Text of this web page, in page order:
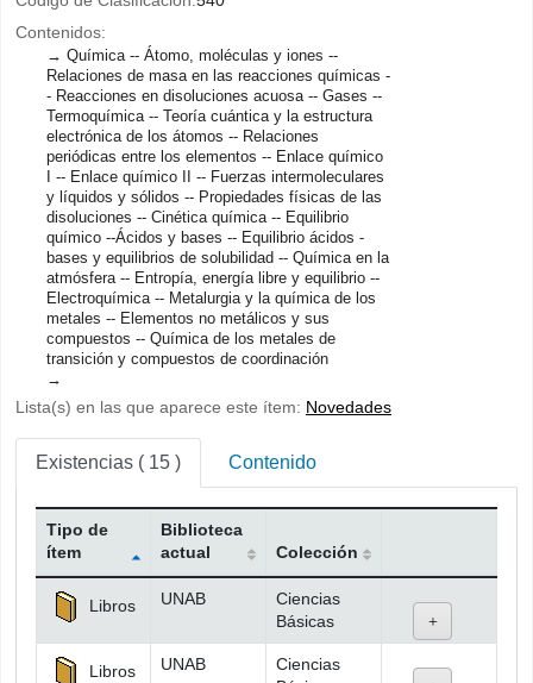
Contenidos:
Química -- Átomo, moléculas y iones --
Relaciones de masa en las reacciones químicas -
- Reacciones en disoluciones acuosa -- Gases --
Termoquímica -- Teoría cuántica y la estructura
electrónica de los átomos -- Relaciones
periódicas entre los elementos -- Enlace químico
I -- Enlace químico II -- Fuerzas intermoleculares
y líquidos y sólidos -- Propiedades físicas de las
disoluciones -- Cinética química -- Equilibrio
químico --Ácidos y bases -- Equilibrio ácidos -
bases y equilibrios de solubilidad -- Química en la
atmósfera -- Entropía, energía libre y equilibrio --
Electroquímica -- Metalurgia y la química de los
metales -- Elementos no metálicos y sus
compuestos -- Química de los metales de
transición y compuestos de coordinación
Lista(s) en las que aparece este ítem: Novedades
Existencias ( 15 ) Contenido
Existencias
Tipo de
ítem
Biblioteca
actual
Colección
Libros UNAB
Ciencias
Básicas
Libros UNAB
Ciencias